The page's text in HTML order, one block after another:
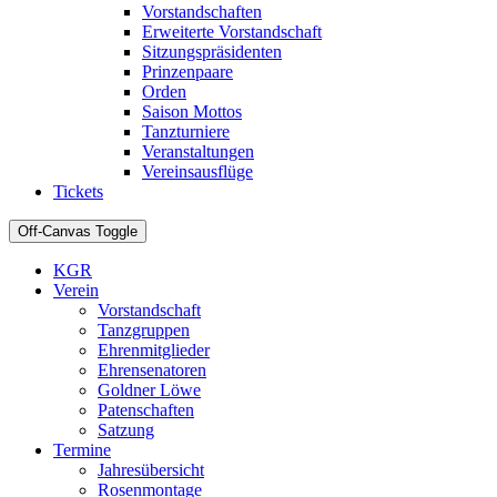
Vorstandschaften
Erweiterte Vorstandschaft
Sitzungspräsidenten
Prinzenpaare
Orden
Saison Mottos
Tanzturniere
Veranstaltungen
Vereinsausflüge
Tickets
Off-Canvas Toggle
KGR
Verein
Vorstandschaft
Tanzgruppen
Ehrenmitglieder
Ehrensenatoren
Goldner Löwe
Patenschaften
Satzung
Termine
Jahresübersicht
Rosenmontage